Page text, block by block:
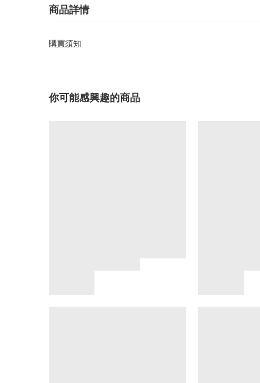
商品詳情
購買須知
你可能感興趣的商品